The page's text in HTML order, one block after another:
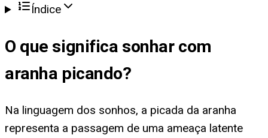
Índice
O que significa sonhar com
aranha picando?
Na linguagem dos sonhos, a picada da aranha
representa a passagem de uma ameaça latente